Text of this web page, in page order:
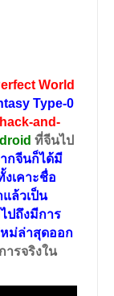
World
Type-0
hack-and-
ที่จีนไป
กจีนก็ได้มี
งเคาะชื่อ
ล้วเป็น
ปถึงมีการ
หม่ล่าสุดออก
ารจริงใน